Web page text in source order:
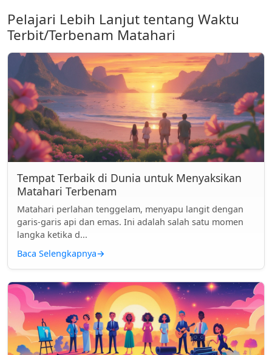
Pelajari Lebih Lanjut tentang Waktu
Terbit/Terbenam Matahari
Tempat Terbaik di Dunia untuk Menyaksikan
Matahari Terbenam
Matahari perlahan tenggelam, menyapu langit dengan
garis-garis api dan emas. Ini adalah salah satu momen
langka ketika d...
Baca Selengkapnya→